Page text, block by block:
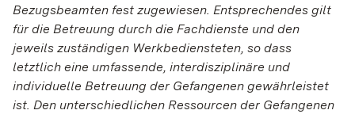
Bezugsbeamten fest zugewiesen. Entsprechendes gilt
für die Betreuung durch die Fachdienste und den
jeweils zuständigen Werkbediensteten, so dass
letztlich eine umfassende, interdisziplinäre und
individuelle Betreuung der Gefangenen gewährleistet
ist. Den unterschiedlichen Ressourcen der Gefangenen